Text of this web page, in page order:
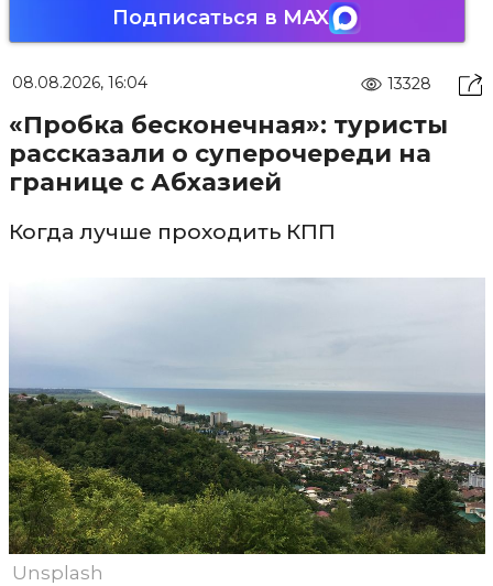
Подписаться в MAX
08.08.2026, 16:04 13328
«Пробка бесконечная»: туристы
рассказали о суперочереди на
границе с Абхазией
Когда лучше проходить КПП
Unsplash